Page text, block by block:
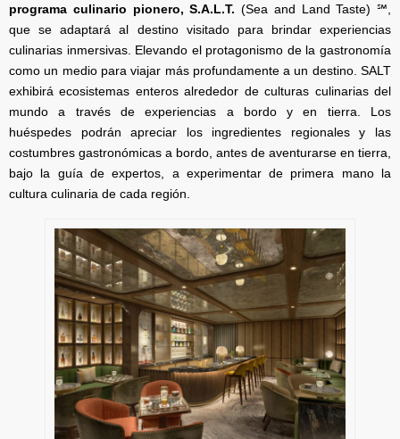
programa culinario pionero, S.A.L.T. (Sea and Land Taste) ℠,
que se adaptará al destino visitado para brindar experiencias
culinarias inmersivas. Elevando el protagonismo de la gastronomía
como un medio para viajar más profundamente a un destino. SALT
exhibirá ecosistemas enteros alrededor de culturas culinarias del
mundo a través de experiencias a bordo y en tierra. Los
huéspedes podrán apreciar los ingredientes regionales y las
costumbres gastronómicas a bordo, antes de aventurarse en tierra,
bajo la guía de expertos, a experimentar de primera mano la
cultura culinaria de cada región.